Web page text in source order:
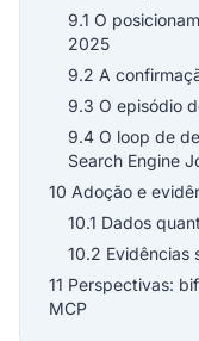
9.1 O
2025
9.2 A
9.3 O episódio
9.4 O loop de
Search Engine
10 Adoção e
10.1 Dados
10.2 Evidências
11 Perspectivas:
MCP